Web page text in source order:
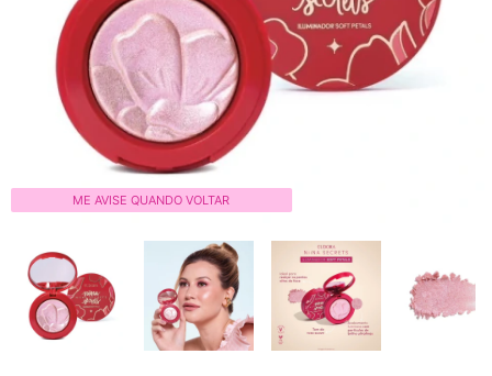
ME AVISE QUANDO VOLTAR